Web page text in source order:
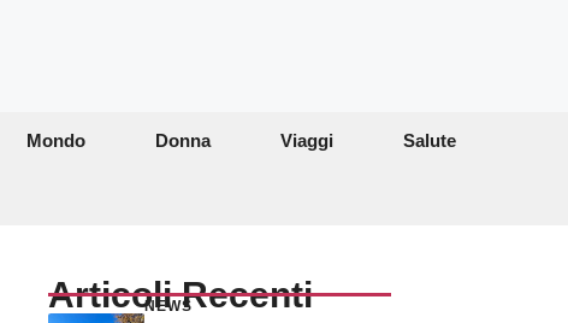
Mondo Donna Viaggi Salute
Articoli Recenti
NEWS